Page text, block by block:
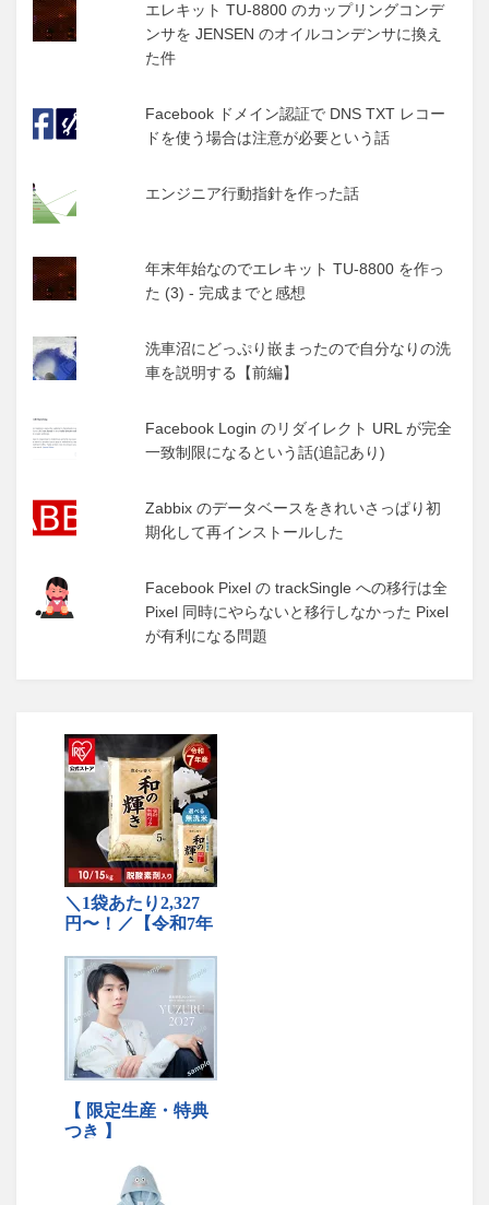
エレキット TU-8800 のカップリングコンデ
ンサを JENSEN のオイルコンデンサに換え
た件
Facebook ドメイン認証で DNS TXT レコー
ドを使う場合は注意が必要という話
エンジニア行動指針を作った話
年末年始なのでエレキット TU-8800 を作っ
た (3) - 完成までと感想
洗車沼にどっぷり嵌まったので自分なりの洗
車を説明する【前編】
Facebook Login のリダイレクト URL が完全
一致制限になるという話(追記あり)
Zabbix のデータベースをきれいさっぱり初
期化して再インストールした
Facebook Pixel の trackSingle への移行は全
Pixel 同時にやらないと移行しなかった Pixel
が有利になる問題